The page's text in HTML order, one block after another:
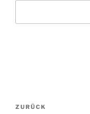
Vorheriger
ZURÜCK